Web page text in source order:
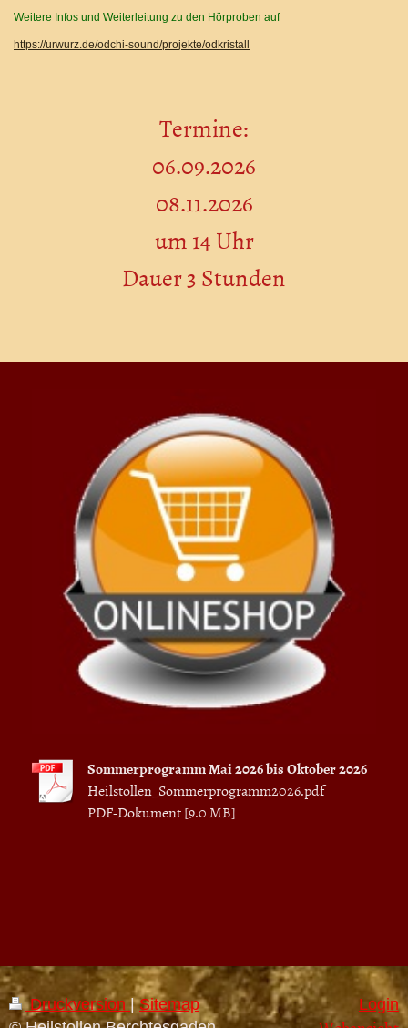
Weitere Infos und Weiterleitung zu den Hörproben auf
https://urwurz.de/odchi-sound/projekte/odkristall
Termine:
06.09.2026
08.11.2026
um 14 Uhr
Dauer 3 Stunden
Sommerprogramm Mai 2026 bis Oktober 2026
Heilstollen_Sommerprogramm2026.pdf
PDF-Dokument [9.0 MB]
Druckversion| Sitemap
Login